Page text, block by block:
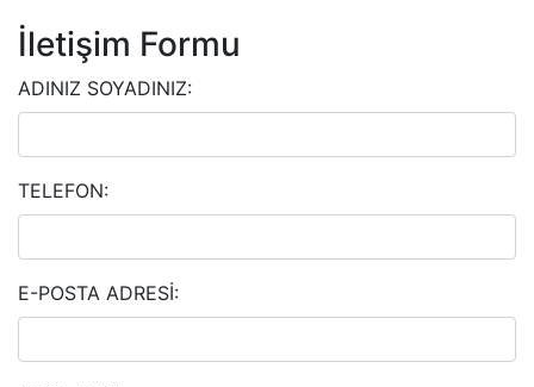
İletişim Formu
ADINIZ SOYADINIZ:
TELEFON:
E-POSTA ADRESİ: